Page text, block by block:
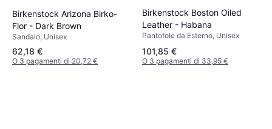
Birkenstock Arizona Birko-
Flor - Dark Brown
Sandalo, Unisex
62,18 €
O 3 pagamenti di 20,72 €
Birkenstock Boston Oiled
Leather - Habana
Pantofole da Esterno, Unisex
101,85 €
O 3 pagamenti di 33,95 €